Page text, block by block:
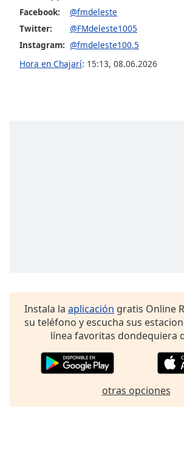
Font
Family
Reset
Facebook:
@fmdeleste
Twitter:
@FMdeleste1005
Instagram: @fmdeleste100.5
Hora en Chajarí: 15:13, 08.06.2026
Instala la aplicación gratis Online
su teléfono y escucha sus
línea favoritas dondequiera
otras opciones